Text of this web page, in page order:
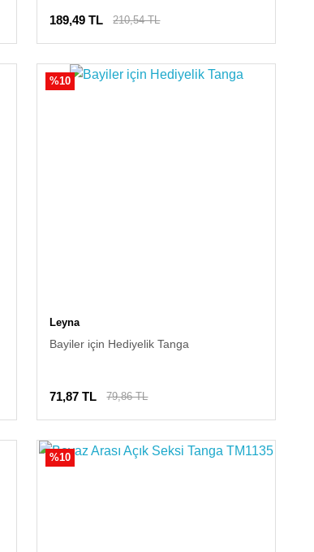
189,49 TL 210,54 TL
%10
Leyna
Bayiler için Hediyelik Tanga
71,87 TL 79,86 TL
%10